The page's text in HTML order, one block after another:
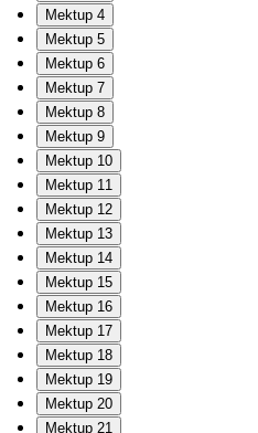
Mektup 4
Mektup 5
Mektup 6
Mektup 7
Mektup 8
Mektup 9
Mektup 10
Mektup 11
Mektup 12
Mektup 13
Mektup 14
Mektup 15
Mektup 16
Mektup 17
Mektup 18
Mektup 19
Mektup 20
Mektup 21